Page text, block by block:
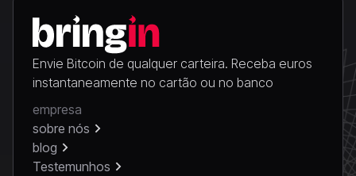
Envie Bitcoin de qualquer carteira. Receba euros
instantaneamente no cartão ou no banco
empresa
sobre nós
blog
Testemunhos